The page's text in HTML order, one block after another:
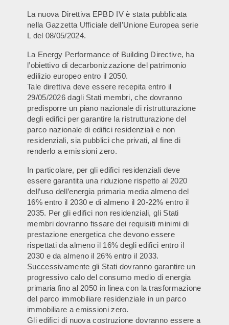
La nuova Direttiva EPBD IV è stata pubblicata
nella Gazzetta Ufficiale dell’Unione Europea serie
L del 08/05/2024.
La Energy Performance of Building Directive, ha
l’obiettivo di decarbonizzazione del patrimonio
edilizio europeo entro il 2050.
Tale direttiva deve essere recepita entro il
29/05/2026 dagli Stati membri, che dovranno
predisporre un piano nazionale di ristrutturazione
degli edifici per garantire la ristrutturazione del
parco nazionale di edifici residenziali e non
residenziali, sia pubblici che privati, al fine di
renderlo a emissioni zero.
In particolare, per gli edifici residenziali deve
essere garantita una riduzione rispetto al 2020
dell’uso dell’energia primaria media almeno del
16% entro il 2030 e di almeno il 20-22% entro il
2035. Per gli edifici non residenziali, gli Stati
membri dovranno fissare dei requisiti minimi di
prestazione energetica che devono essere
rispettati da almeno il 16% degli edifici entro il
2030 e da almeno il 26% entro il 2033.
Successivamente gli Stati dovranno garantire un
progressivo calo del consumo medio di energia
primaria fino al 2050 in linea con la trasformazione
del parco immobiliare residenziale in un parco
immobiliare a emissioni zero.
Gli edifici di nuova costruzione dovranno essere a